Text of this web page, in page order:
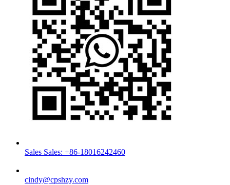
Sales Sales: +86-18016242460
cindy@cpshzy.com